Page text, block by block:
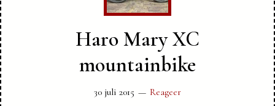
Haro Mary XC
mountainbike
30 juli 2015 Reageer